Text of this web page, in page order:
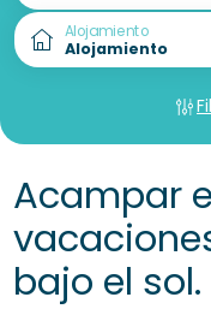
Alojamiento
Acampar
bajo el sol.